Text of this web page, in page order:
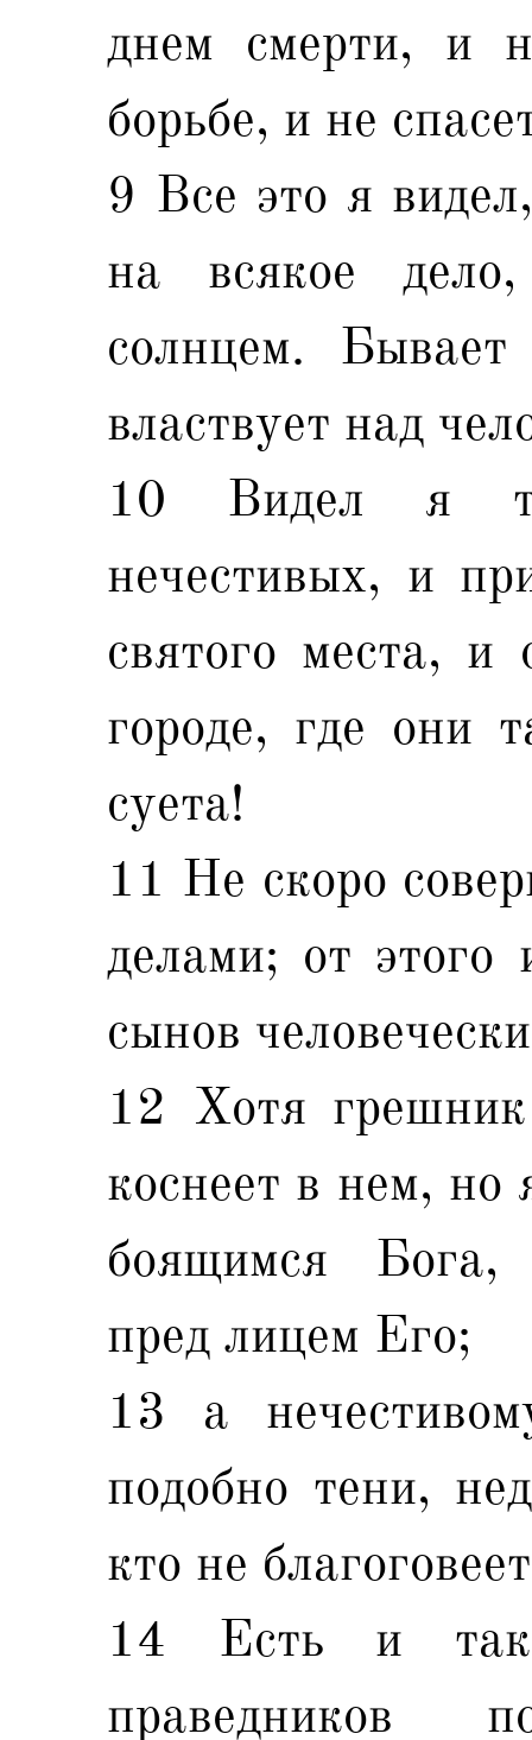
днем смерти, и
борьбе, и не
9 Все это я
на всякое
солнцем.
властвует над
10 Видел я
нечестивых, и
святого места,
городе, где они
суета!
11 Не скоро
делами; от этого
сынов
12 Хотя
коснеет в нем, но
боящимся Бога,
пред лицем Его;
13 а
подобно тени,
кто не
14 Есть и
праведников